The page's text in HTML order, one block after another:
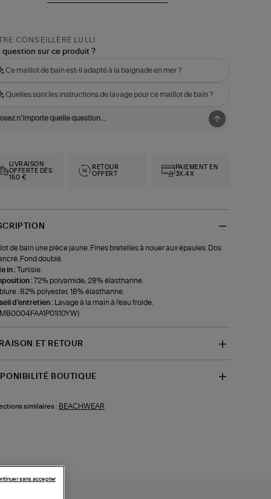
CONSEILLÈRE LULLI
question sur ce produit ?
Ce maillot de bain est-il adapté à la baignade en mer ?
Quelles sont les instructions de lavage pour ce maillot de bain ?
LIVRAISON
OFFERTE DÈS
150 €
RETOUR
OFFERT
PAIEMENT EN
3X,4X
de bain une pièce jaune. Fines bretelles à nouer aux épaules. Dos
Fond doublé.
in :
Tunisie.
: 72% polyamide, 28% élasthanne.
: 82% polyester, 18% élasthanne.
d'entretien :
Lavage à la main à l'eau froide.
ET RETOUR
BOUTIQUE
similaires : BEACHWEAR
sans accepter